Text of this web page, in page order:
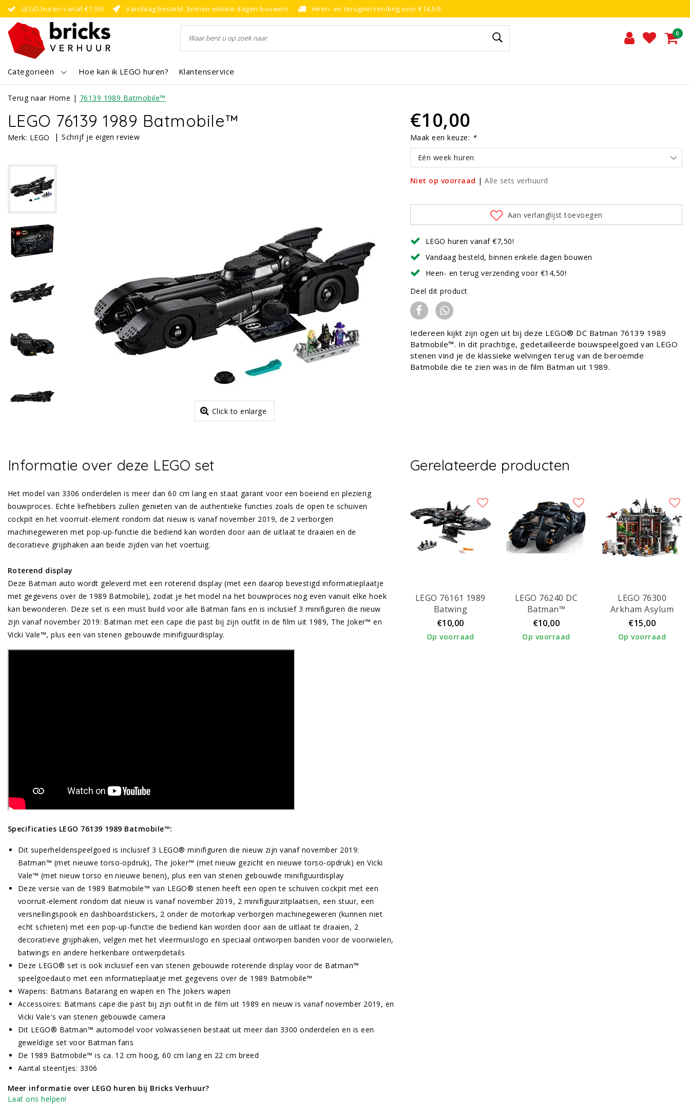
LEGO huren vanaf €7,50! Vandaag besteld, binnen enkele dagen bouwen! Heen- en terugverzending voor €14,50!
0
Categorieën Hoe kan ik LEGO huren? Klantenservice
Terug naar Home | 76139 1989 Batmobile™
LEGO 76139 1989 Batmobile™
Merk: LEGO |Schrijf je eigen review
Click to enlarge
€10,00
Maak een keuze: *
Eén week huren
Niet op voorraad |Alle sets verhuurd
Aan verlanglijst toevoegen
LEGO huren vanaf €7,50!
Vandaag besteld, binnen enkele dagen bouwen
Heen- en terug verzending voor €14,50!
Deel dit product
Iedereen kijkt zijn ogen uit bij deze LEGO® DC Batman 76139 1989
Batmobile™. In dit prachtige, gedetailleerde bouwspeelgoed van LEGO
stenen vind je de klassieke welvingen terug van de beroemde
Batmobile die te zien was in de film Batman uit 1989.
Informatie over deze LEGO set
Het model van 3306 onderdelen is meer dan 60 cm lang en staat garant voor een boeiend en plezierig
bouwproces. Echte liefhebbers zullen genieten van de authentieke functies zoals de open te schuiven
cockpit en het voorruit-element rondom dat nieuw is vanaf november 2019, de 2 verborgen
machinegeweren met pop-up-functie die bediend kan worden door aan de uitlaat te draaien en de
decoratieve grijphaken aan beide zijden van het voertuig.
Roterend display
Deze Batman auto wordt geleverd met een roterend display (met een daarop bevestigd informatieplaatje
met gegevens over de 1989 Batmobile), zodat je het model na het bouwproces nog even vanuit elke hoek
kan bewonderen. Deze set is een must build voor alle Batman fans en is inclusief 3 minifiguren die nieuw
zijn vanaf november 2019: Batman met een cape die past bij zijn outfit in de film uit 1989, The Joker™ en
Vicki Vale™, plus een van stenen gebouwde minifiguurdisplay.
Specificaties LEGO 76139 1989 Batmobile™:
Dit superheldenspeelgoed is inclusief 3 LEGO® minifiguren die nieuw zijn vanaf november 2019:
Batman™ (met nieuwe torso-opdruk), The Joker™ (met nieuw gezicht en nieuwe torso-opdruk) en Vicki
Vale™ (met nieuw torso en nieuwe benen), plus een van stenen gebouwde minifiguurdisplay
Deze versie van de 1989 Batmobile™ van LEGO® stenen heeft een open te schuiven cockpit met een
voorruit-element rondom dat nieuw is vanaf november 2019, 2 minifiguurzitplaatsen, een stuur, een
versnellingspook en dashboardstickers, 2 onder de motorkap verborgen machinegeweren (kunnen niet
echt schieten) met een pop-up-functie die bediend kan worden door aan de uitlaat te draaien, 2
decoratieve grijphaken, velgen met het vleermuislogo en speciaal ontworpen banden voor de voorwielen,
batwings en andere herkenbare ontwerpdetails
Deze LEGO® set is ook inclusief een van stenen gebouwde roterende display voor de Batman™
speelgoedauto met een informatieplaatje met gegevens over de 1989 Batmobile™
Wapens: Batmans Batarang en wapen en The Jokers wapen
Accessoires: Batmans cape die past bij zijn outfit in de film uit 1989 en nieuw is vanaf november 2019, en
Vicki Vale's van stenen gebouwde camera
Dit LEGO® Batman™ automodel voor volwassenen bestaat uit meer dan 3300 onderdelen en is een
geweldige set voor Batman fans
De 1989 Batmobile™ is ca. 12 cm hoog, 60 cm lang en 22 cm breed
Aantal steentjes: 3306
Meer informatie over LEGO huren bij Bricks Verhuur?
Laat ons helpen!
Gerelateerde producten
LEGO 76161 1989
Batwing
€10,00
Op voorraad
LEGO 76240 DC
Batman™
Batmobile™
€10,00
Op voorraad
LEGO 76300
Arkham Asylum
€15,00
Op voorraad